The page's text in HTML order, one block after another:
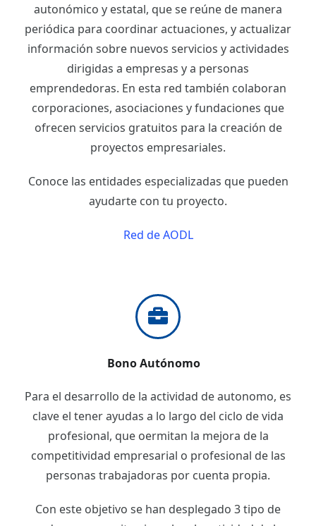
autonómico y estatal, que se reúne de manera
periódica para coordinar actuaciones, y actualizar
información sobre nuevos servicios y actividades
dirigidas a empresas y a personas
emprendedoras. En esta red también colaboran
corporaciones, asociaciones y fundaciones que
ofrecen servicios gratuitos para la creación de
proyectos empresariales.
Conoce las entidades especializadas que pueden
ayudarte con tu proyecto.
Red de AODL
Bono Autónomo
Para el desarrollo de la actividad de autonomo, es
clave el tener ayudas a lo largo del ciclo de vida
profesional, que oermitan la mejora de la
competitividad empresarial o profesional de las
personas trabajadoras por cuenta propia.
Con este objetivo se han desplegado 3 tipo de